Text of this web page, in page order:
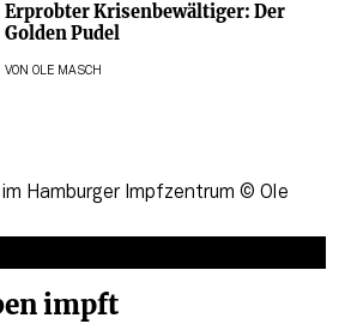
Erprobter Krisenbewältiger: Der
Golden Pudel
VON OLE MASCH
impft